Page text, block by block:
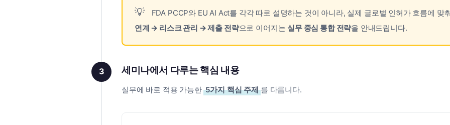
FDA PCCP와 EU AI Act를 각각 따로 설명하는 것이 아니라, 실제 글로벌 인허가 흐름에 맞
연계 → 리스크 관리 → 제출 전략으로 이어지는 실무 중심 통합 전략을 안내드립니다.
3 세미나에서 다루는 핵심 내용
실무에 바로 적용 가능한 5가지 핵심 주제 를 다룹니다.